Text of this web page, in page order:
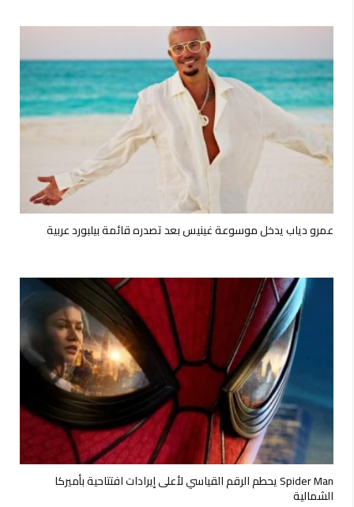
عمرو دياب يدخل موسوعة غينيس بعد تصدره قائمة بيلبورد عربية
Spider Man يحطم الرقم القياسي لأعلى إيرادات افتتاحية بأميركا
الشمالية